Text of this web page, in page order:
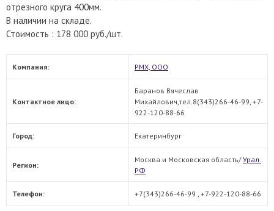
отрезного круга 400мм.
В наличии на складе.
Стоимость : 178 000 руб./шт.
Компания: РМХ, ООО
Контактное лицо:
Баранов Вячеслав
Михайлович,тел.8(343)266-46-99, +7-
922-120-88-66
Город: Екатеринбург
Регион:
Москва и Московская область/Урал.
РФ
Телефон: +7(343)266-46-99 , +7-922-120-88-66